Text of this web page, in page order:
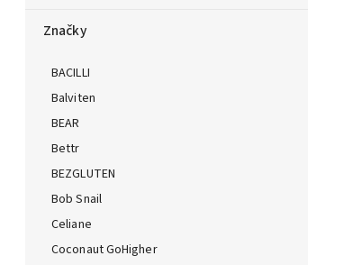
Značky
BACILLI
Balviten
BEAR
Bettr
BEZGLUTEN
Bob Snail
Celiane
Coconaut GoHigher